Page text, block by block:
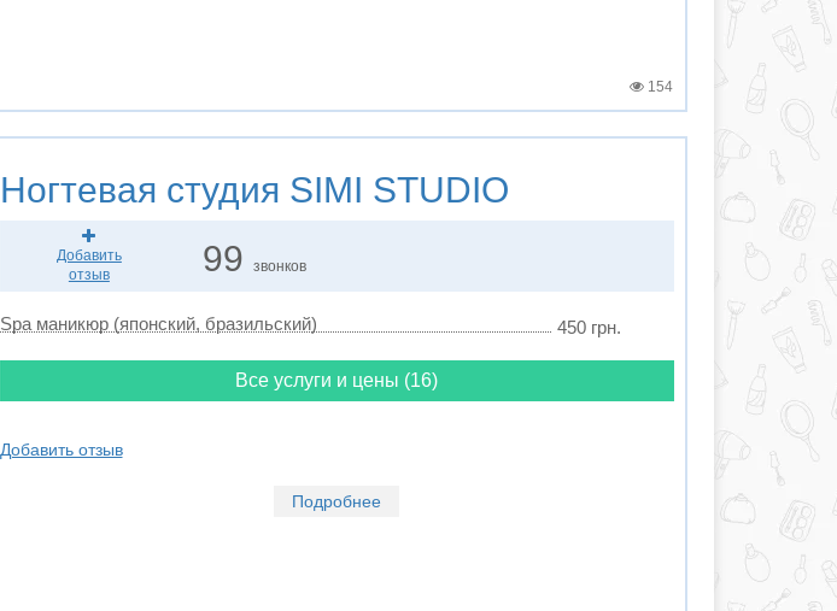
154
Ногтевая студия SIMI STUDIO
Добавить
отзыв
99 звонков
Spa маникюр (японский, бразильский) 450 грн.
Все услуги и цены (16)
Добавить отзыв
Подробнее